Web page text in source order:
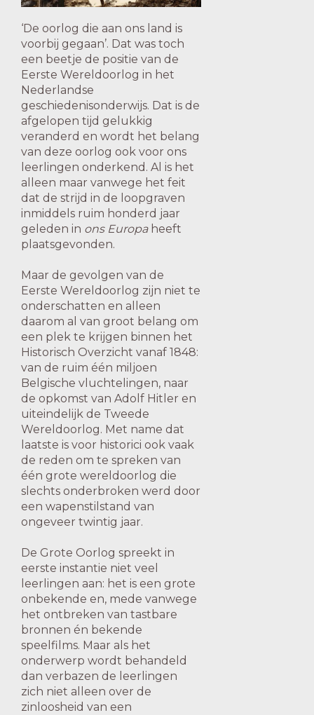
‘De oorlog die aan ons land is
voorbij gegaan’. Dat was toch
een beetje de positie van de
Eerste Wereldoorlog in het
Nederlandse
geschiedenisonderwijs. Dat is de
afgelopen tijd gelukkig
veranderd en wordt het belang
van deze oorlog ook voor ons
leerlingen onderkend. Al is het
alleen maar vanwege het feit
dat de strijd in de loopgraven
inmiddels ruim honderd jaar
geleden in ons Europaheeft
plaatsgevonden.
Maar de gevolgen van de
Eerste Wereldoorlog zijn niet te
onderschatten en alleen
daarom al van groot belang om
een plek te krijgen binnen het
Historisch Overzicht vanaf 1848:
van de ruim één miljoen
Belgische vluchtelingen, naar
de opkomst van Adolf Hitler en
uiteindelijk de Tweede
Wereldoorlog. Met name dat
laatste is voor historici ook vaak
de reden om te spreken van
één grote wereldoorlog die
slechts onderbroken werd door
een wapenstilstand van
ongeveer twintig jaar.
De Grote Oorlog spreekt in
eerste instantie niet veel
leerlingen aan: het is een grote
onbekende en, mede vanwege
het ontbreken van tastbare
bronnen én bekende
speelfilms. Maar als het
onderwerp wordt behandeld
dan verbazen de leerlingen
zich niet alleen over de
zinloosheid van een